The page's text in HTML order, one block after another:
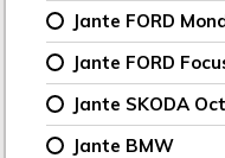
Jante FORD
Jante FORD
Jante SKODA
Jante BMW